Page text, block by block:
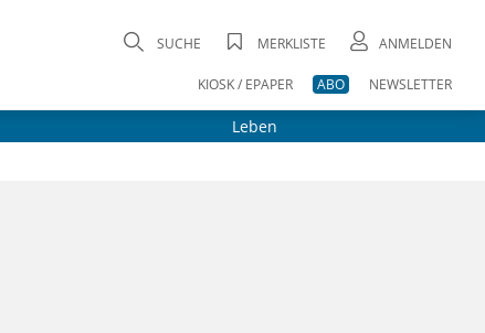
SUCHE MERKLISTE ANMELDEN
KIOSK / EPAPER ABO NEWSLETTER
Leben